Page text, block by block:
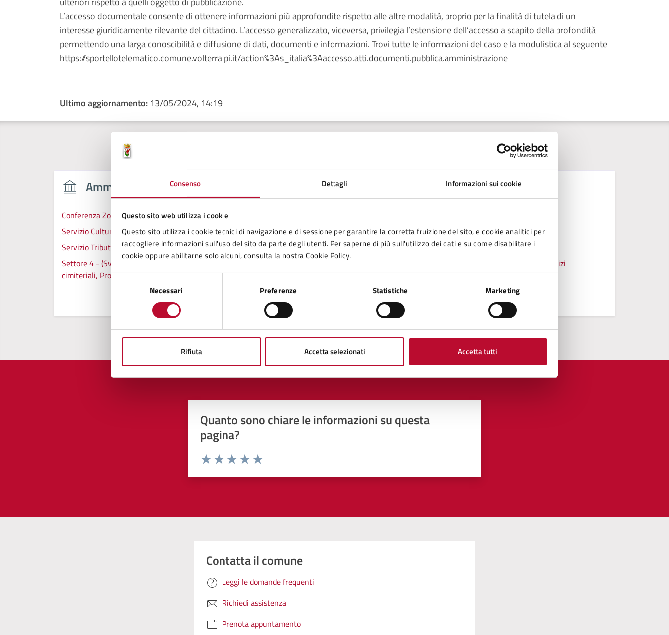
Consenso Dettagli Informazioni sui cookie
Questo sito web utilizza i cookie
Questo sito utilizza i cookie tecnici di navigazione e di sessione per garantire la corretta fruizione del sito, e cookie analitici per
raccogliere informazioni sull'uso del sito da parte degli utenti. Per saperne di più sull'utilizzo dei dati e su come disabilitare i
cookie oppure abilitarne solo alcuni, consulta la nostra Cookie Policy.
Selezione
Necessari Preferenze Statistiche Marketing
Rifiuta Accetta selezionati Accetta tutti
L’accesso documentale consente di ottenere informazioni più approfondite rispetto alle altre modalità, proprio per la finalità di tutela di un
interesse giuridicamente rilevante del cittadino. L’accesso generalizzato, viceversa, privilegia l’estensione dell’accesso a scapito della profondità
permettendo una larga conoscibilità e diffusione di dati, documenti e informazioni. Trovi tutte le informazioni del caso e la modulistica al seguente
https://sportellotelematico.comune.volterra.pi.it/action%3As_italia%3Aaccesso.atti.documenti.pubblica.amministrazione
Ultimo aggiornamento: 13/05/2024, 14:19
Amministrazione
Conferenza Zonale per l’Educazione e l’Istruzione della Zona Val di Cecina
Servizio Cultura
Servizio Tributi
Settore 4 - (Sviluppo e Tutela del Territorio), Lavori Pubblici, Progettazione, Direzione dei lavori, Patrimonio Tecnico, Manutenzioni, Autoparco, Servizi
cimiteriali, Protezione Civile, Ambiente
Quanto sono chiare le informazioni su questa
pagina?
Contatta il comune
Leggi le domande frequenti
Richiedi assistenza
Prenota appuntamento